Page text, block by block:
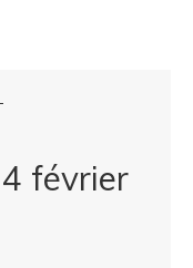
février